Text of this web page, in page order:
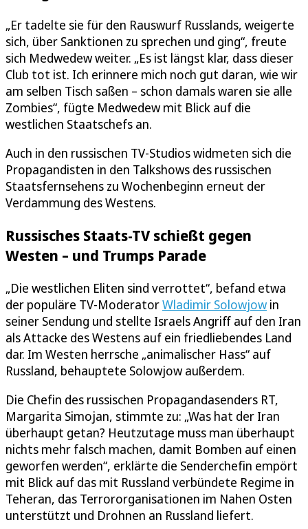
„Er tadelte sie für den Rauswurf Russlands, weigerte
sich, über Sanktionen zu sprechen und ging“, freute
sich Medwedew weiter. „Es ist längst klar, dass dieser
Club tot ist. Ich erinnere mich noch gut daran, wie wir
am selben Tisch saßen – schon damals waren sie alle
Zombies“, fügte Medwedew mit Blick auf die
westlichen Staatschefs an.
Auch in den russischen TV-Studios widmeten sich die
Propagandisten in den Talkshows des russischen
Staatsfernsehens zu Wochenbeginn erneut der
Verdammung des Westens.
Russisches Staats-TV schießt gegen
Westen – und Trumps Parade
„Die westlichen Eliten sind verrottet“, befand etwa
der populäre TV-ModeratorWladimir Solowjow in
seiner Sendung und stellte Israels Angriff auf den Iran
als Attacke des Westens auf ein friedliebendes Land
dar. Im Westen herrsche „animalischer Hass“ auf
Russland, behauptete Solowjow außerdem.
Die Chefin des russischen Propagandasenders RT,
Margarita Simojan, stimmte zu: „Was hat der Iran
überhaupt getan? Heutzutage muss man überhaupt
nichts mehr falsch machen, damit Bomben auf einen
geworfen werden“, erklärte die Senderchefin empört
mit Blick auf das mit Russland verbündete Regime in
Teheran, das Terrororganisationen im Nahen Osten
unterstützt und Drohnen an Russland liefert.